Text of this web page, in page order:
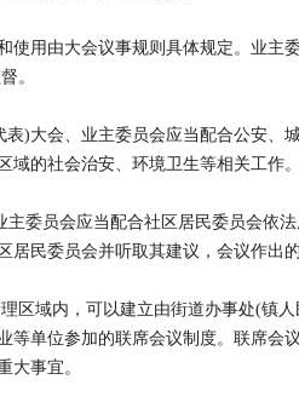
用由大会议事规则具体规定。业主
。
大会、业主委员会应当配合公安、
域的社会治安、环境卫生等相关工作
员会应当配合社区居民委员会依法
居民委员会并听取其建议，会议作出
域内，可以建立由街道办事处(镇人
等单位参加的联席会议制度。联席会
大事宜。